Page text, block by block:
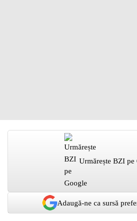
Urmărește BZI pe
Adaugă-ne ca sursă